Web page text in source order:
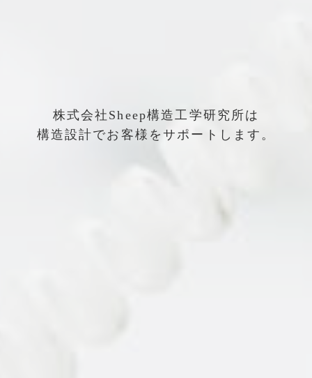
株式会社Sheep構造工学研究所は
構造設計でお客様をサポートします。